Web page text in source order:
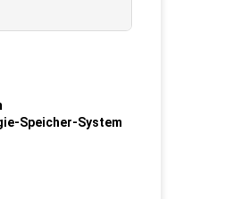
Speicher-System